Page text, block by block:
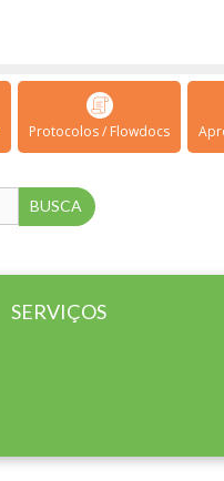
Protocolos / Flowdocs
SERVIÇOS